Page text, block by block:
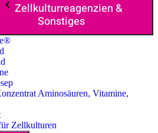
Zellkulturreagenzien &
Sonstiges
Aminosäuren, Vitamine,
Zellkulturen